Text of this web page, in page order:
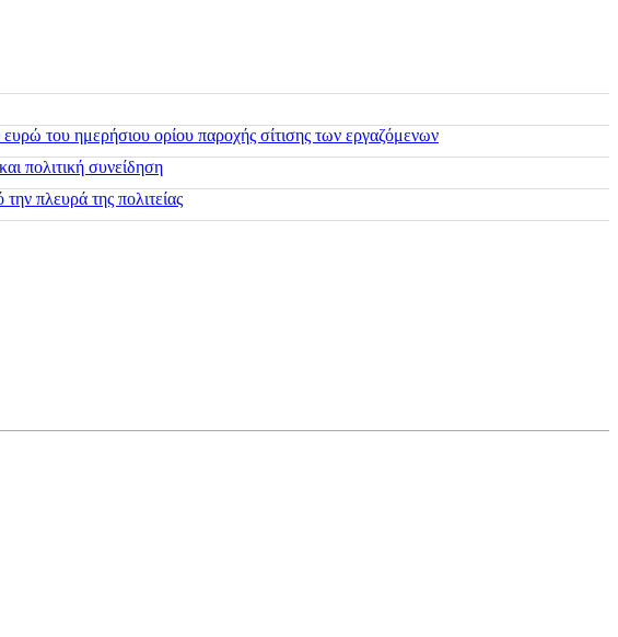
του ημερήσιου ορίου παροχής σίτισης των εργαζόμενων
πολιτική συνείδηση
πλευρά της πολιτείας